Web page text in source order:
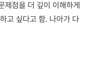
제점을 더 깊이 이해하게
고 싶다고 함. 나아가 다